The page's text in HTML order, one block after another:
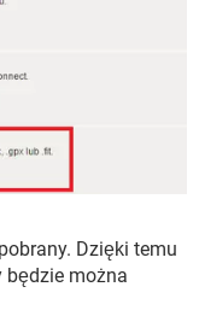
Dzięki temu
będzie można